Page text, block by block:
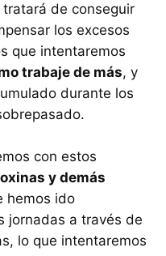
de conseguir
los excesos
que intentaremos
trabaje de más, y
durante los
con estos
y demás
hemos ido
jornadas a través de
lo que intentaremos